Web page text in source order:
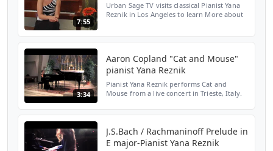
7:55
Urban Sage TV visits classical Pianist Yana
Reznik in Los Angeles to learn More about
3:34
Aaron Copland "Cat and Mouse"
pianist Yana Reznik
Pianist Yana Reznik performs Cat and
Mouse from a live concert in Trieste, Italy.
J.S.Bach / Rachmaninoff Prelude in
E major-Pianist Yana Reznik